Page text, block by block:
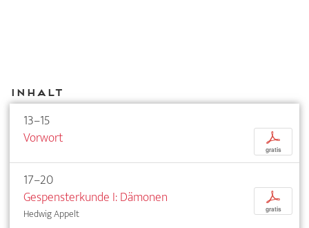
Inhalt
13–15
Vorwort
p
gratis
17–20
Gespensterkunde I: Dämonen
Hedwig Appelt
p
gratis